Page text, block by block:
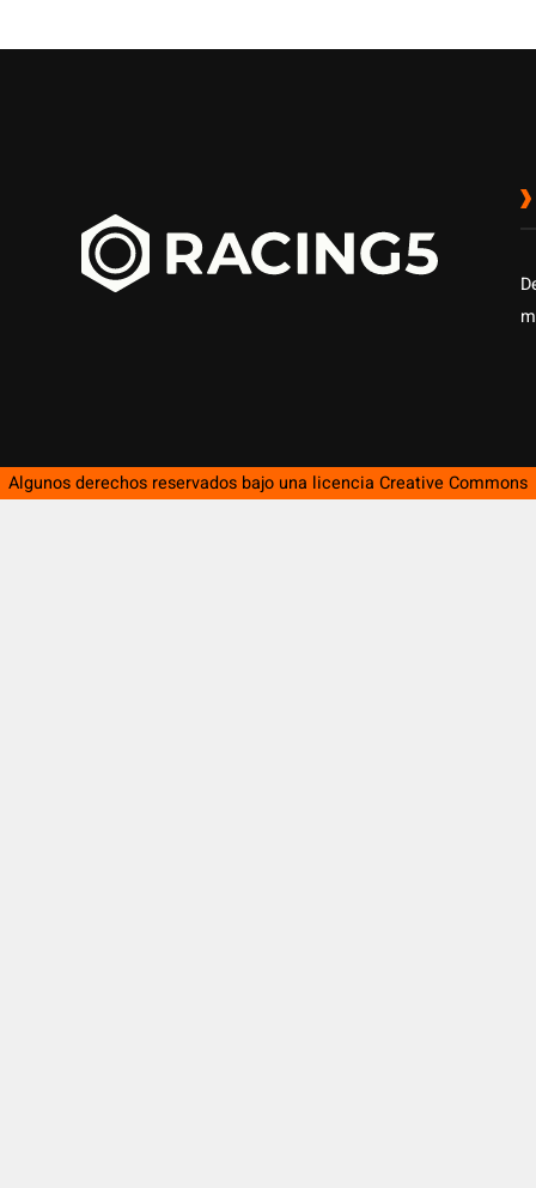
Algunos derechos reservados bajo una licencia Creative Commons